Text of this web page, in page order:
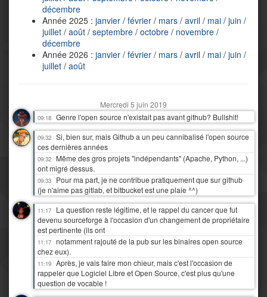
décembre
Année 2025 : janvier / février / mars / avril / mai / juin /
juillet / août / septembre / octobre / novembre /
décembre
Année 2026 : janvier / février / mars / avril / mai / juin /
juillet / août
Mercredi 5 juin 2019
09:18 Genre l'open source n'existait pas avant github? Bullshit!
09:32 Si, bien sur, mais Github a un peu cannibalisé l'open source
ces dernières années
09:32
Même des gros projets "indépendants" (Apache, Python, ...)
ont migré dessus.
09:33
Pour ma part, je ne contribue pratiquement que sur github
(je n'aime pas gitlab, et bitbucket est une plaie ^^)
11:17
La question reste légitime, et le rappel du cancer que fut
devenu sourceforge à l'occasion d'un changement de propriétaire
est pertinente (ils ont
11:17 notamment rajouté de la pub sur les binaires open source
chez eux).
11:19 Après, je vais faire mon chieur, mais c'est l'occasion de
rappeler que Logiciel Libre et Open Source, c'est plus qu'une
question de vocable !